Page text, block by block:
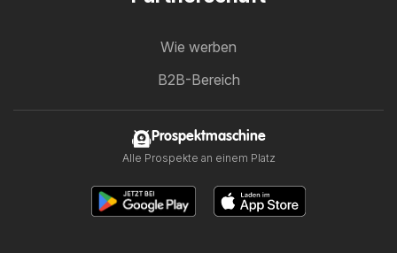
Wie werben
B2B-Bereich
Prospektmaschine
Alle Prospekte an einem Platz